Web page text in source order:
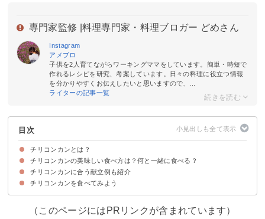
専門家監修 | 料理専門家・料理ブロガー どめさん
Instagram
アメブロ
子供を2人育てながらワーキングママをしています。簡単・時短で
作れるレシピを研究、考案しています。日々の料理に役立つ情報
を分かりやすくお伝えしたいと思いますので、...
ライターの記事一覧
目次
チリコンカンとは？
チリコンカンはテキサス州発祥の料理
チリコンカンの美味しい食べ方は？何と一緒に食べる？
①トルティーヤ・チリコンカン
②チリドッグ
③チリコンカントースト
④ペンネチリコンカン
⑤スタッフドポテト
⑥チリコンカンライス
チリコンカンに合う献立例も紹介
①副菜の候補
②野菜のおかずの候補
③サラダの候補
チリコンカンを食べてみよう
（このページにはPRリンクが含まれています）